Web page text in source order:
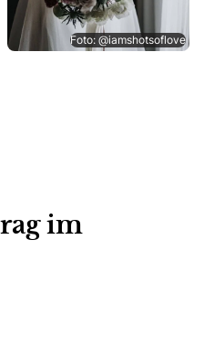
Foto: @iamshotsoflove
im